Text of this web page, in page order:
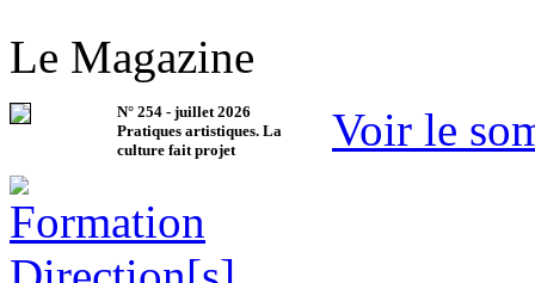
Le Magazine
N° 254 - juillet 2026
Pratiques artistiques. La
culture fait projet
Voir le